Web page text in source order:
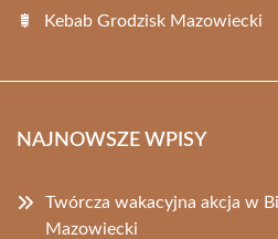
Kebab Grodzisk Mazowiecki
NAJNOWSZE WPISY
Twórcza wakacyjna akcja w
Mazowiecki